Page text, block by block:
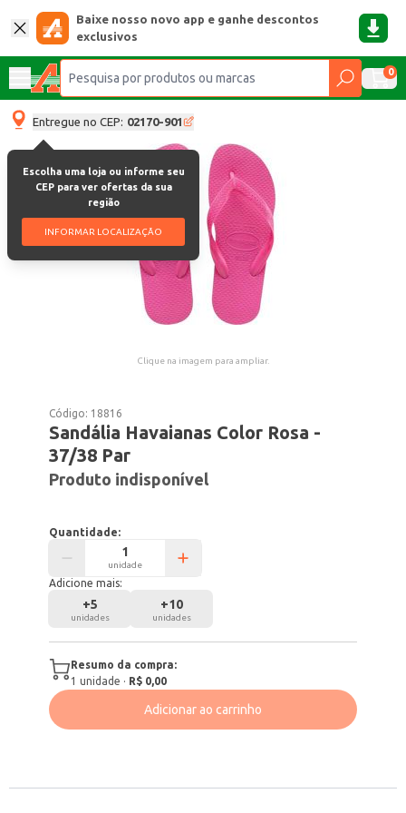
Baixe nosso novo app e ganhe descontos
exclusivos
0
Entregue no CEP: 02170-901
Escolha uma loja ou informe seu
CEP para ver ofertas da sua
região
INFORMAR LOCALIZAÇÃO
Clique na imagem para ampliar.
Código: 18816
Sandália Havaianas Color Rosa -
37/38 Par
Produto indisponível
Quantidade:
unidade
Adicione mais:
+5
unidades
+10
unidades
Resumo da compra:
1 unidade · R$ 0,00
Adicionar ao carrinho